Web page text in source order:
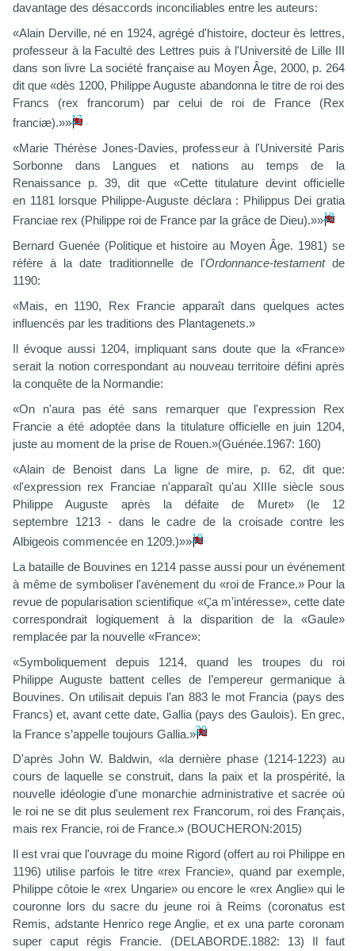
davantage des désaccords inconciliables entre les auteurs:
«Alain Derville, né en 1924, agrégé d'histoire, docteur ès lettres,
professeur à la Faculté des Lettres puis à l'Université de Lille III
dans son livre La société française au Moyen Âge, 2000, p. 264
dit que «dès 1200, Philippe Auguste abandonna le titre de roi des
Francs (rex francorum) par celui de roi de France (Rex
franciæ).»»17
«Marie Thérèse Jones-Davies, professeur à l'Université Paris
Sorbonne dans Langues et nations au temps de la
Renaissance p. 39, dit que «Cette titulature devint officielle
en 1181 lorsque Philippe-Auguste déclara : Philippus Dei gratia
Franciae rex (Philippe roi de France par la grâce de Dieu).»»18
Bernard Guenée (Politique et histoire au Moyen Âge. 1981) se
réfère à la date traditionnelle de l'Ordonnance-testamentde
1190:
«Mais, en 1190, Rex Francie apparaît dans quelques actes
influencés par les traditions des Plantagenets.»
Il évoque aussi 1204, impliquant sans doute que la «France»
serait la notion correspondant au nouveau territoire défini après
la conquête de la Normandie:
«On n'aura pas été sans remarquer que l'expression Rex
Francie a été adoptée dans la titulature officielle en juin 1204,
juste au moment de la prise de Rouen.»(Guénée.1967: 160)
«Alain de Benoist dans La ligne de mire, p. 62, dit que:
«l'expression rex Franciae n'apparaît qu'au XIIIe siècle sous
Philippe Auguste après la défaite de Muret» (le 12
septembre 1213 - dans le cadre de la croisade contre les
Albigeois commencée en 1209.)»»19
La bataille de Bouvines en 1214 passe aussi pour un événement
à même de symboliser l'avènement du «roi de France.» Pour la
revue de popularisation scientifique «Ça m'intéresse», cette date
correspondrait logiquement à la disparition de la «Gaule»
remplacée par la nouvelle «France»:
«Symboliquement depuis 1214, quand les troupes du roi
Philippe Auguste battent celles de l’empereur germanique à
Bouvines. On utilisait depuis l’an 883 le mot Francia (pays des
Francs) et, avant cette date, Gallia (pays des Gaulois). En grec,
la France s’appelle toujours Gallia.»20
D'après John W. Baldwin, «la dernière phase (1214-1223) au
cours de laquelle se construit, dans la paix et la prospérité, la
nouvelle idéologie d'une monarchie administrative et sacrée où
le roi ne se dit plus seulement rex Francorum, roi des Français,
mais rex Francie, roi de France.» (BOUCHERON:2015)
Il est vrai que l'ouvrage du moine Rigord (offert au roi Philippe en
1196) utilise parfois le titre «rex Francie», quand par exemple,
Philippe côtoie le «rex Ungarie» ou encore le «rex Anglie» qui le
couronne lors du sacre du jeune roi à Reims (coronatus est
Remis, adstante Henrico rege Anglie, et ex una parte coronam
super caput régis Francie. (DELABORDE.1882: 13) Il faut